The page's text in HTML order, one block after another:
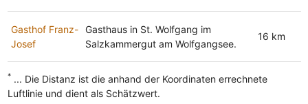
Gasthof Franz-
Josef
Gasthaus in St. Wolfgang im
Salzkammergut am Wolfgangsee.
16 km
*... Die Distanz ist die anhand der Koordinaten errechnete
Luftlinie und dient als Schätzwert.